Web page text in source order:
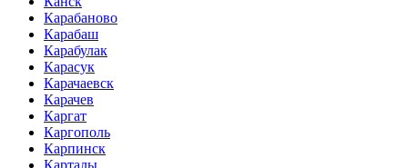
Карабаново
Карабаш
Карабулак
Карасук
Карачаевск
Карачев
Каргат
Каргополь
Карпинск
Карталы